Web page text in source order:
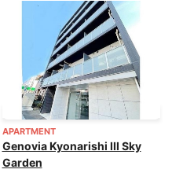
APARTMENT
Genovia Kyonarishi III Sky
Garden